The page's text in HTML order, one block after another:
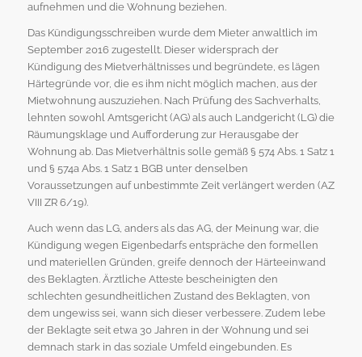
aufnehmen und die Wohnung beziehen.
Das Kündigungsschreiben wurde dem Mieter anwaltlich im
September 2016 zugestellt. Dieser widersprach der
Kündigung des Mietverhältnisses und begründete, es lägen
Härtegründe vor, die es ihm nicht möglich machen, aus der
Mietwohnung auszuziehen. Nach Prüfung des Sachverhalts,
lehnten sowohl Amtsgericht (AG) als auch Landgericht (LG) die
Räumungsklage und Aufforderung zur Herausgabe der
Wohnung ab. Das Mietverhältnis solle gemäß § 574 Abs. 1 Satz 1
und § 574a Abs. 1 Satz 1 BGB unter denselben
Voraussetzungen auf unbestimmte Zeit verlängert werden (AZ
VIII ZR 6/19).
Auch wenn das LG, anders als das AG, der Meinung war, die
Kündigung wegen Eigenbedarfs entspräche den formellen
und materiellen Gründen, greife dennoch der Härteeinwand
des Beklagten. Ärztliche Atteste bescheinigten den
schlechten gesundheitlichen Zustand des Beklagten, von
dem ungewiss sei, wann sich dieser verbessere. Zudem lebe
der Beklagte seit etwa 30 Jahren in der Wohnung und sei
demnach stark in das soziale Umfeld eingebunden. Es